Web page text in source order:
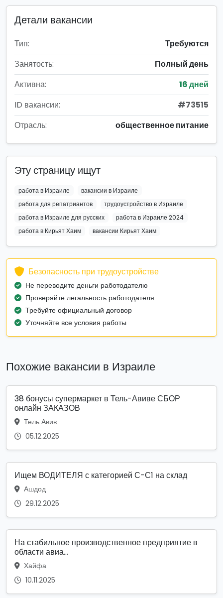
Детали вакансии
Тип:
Требуются
Занятость:
Полный день
Активна:
16 дней
ID вакансии:
#73515
Отрасль:
общественное питание
Эту страницу ищут
работа в Израиле
вакансии в Израиле
работа для репатриантов
трудоустройство в Израиле
работа в Израиле для русских
работа в Израиле 2024
работа в Кирьят Хаим
вакансии Кирьят Хаим
Безопасность при трудоустройстве
Не переводите деньги работодателю
Проверяйте легальность работодателя
Требуйте официальный договор
Уточняйте все условия работы
Похожие вакансии в Израиле
38 бонусы супермаркет в Тель-Авиве СБОР
онлайн ЗАКАЗОВ
Тель Авив
05.12.2025
Ищем ВОДИТЕЛЯ с категорией С-С1 на склад
Ашдод
29.12.2025
На стабильное производственное предприятие в
области авиа...
Хайфа
10.11.2025